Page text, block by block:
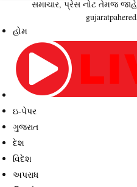
MENU
સમાચાર, પ્રેસ નોટ તેમજ
હોમ
ઇ-પેપર
ગુજરાત
દેશ
વિદેશ
અપરાધ